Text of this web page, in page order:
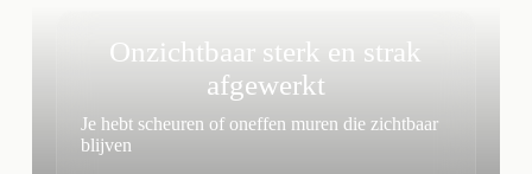
Onzichtbaar sterk en strak
afgewerkt
Je hebt scheuren of oneffen muren die zichtbaar
blijven